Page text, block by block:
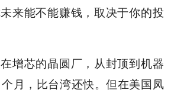
来能不能赚钱，取决于你的投
增芯的晶圆厂，从封顶到机器
月，比台湾还快。但在美国凤